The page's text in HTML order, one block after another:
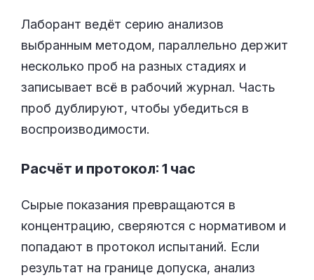
Лаборант ведёт серию анализов
выбранным методом, параллельно держит
несколько проб на разных стадиях и
записывает всё в рабочий журнал. Часть
проб дублируют, чтобы убедиться в
воспроизводимости.
Расчёт и протокол: 1 час
Сырые показания превращаются в
концентрацию, сверяются с нормативом и
попадают в протокол испытаний. Если
результат на границе допуска, анализ